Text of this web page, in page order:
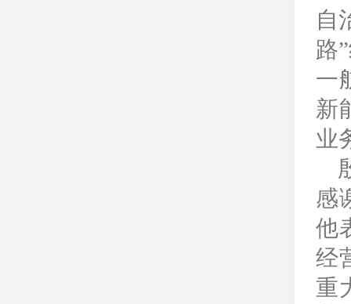
自
路
一
新
业
感
他
经
重